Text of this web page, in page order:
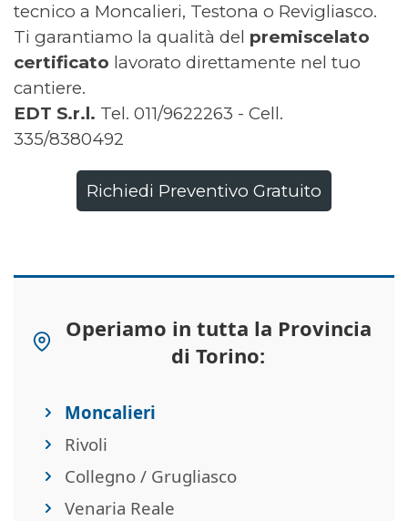
tecnico a Moncalieri, Testona o Revigliasco.
Ti garantiamo la qualità del premiscelato
certificato lavorato direttamente nel tuo
cantiere.
EDT S.r.l. Tel. 011/9622263 - Cell.
335/8380492
Richiedi Preventivo Gratuito
Operiamo in tutta la Provincia
di Torino:
Moncalieri
Rivoli
Collegno / Grugliasco
Venaria Reale